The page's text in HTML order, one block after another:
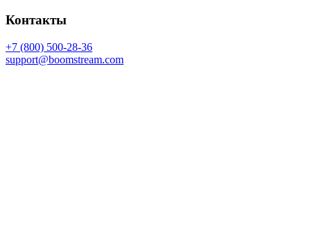
Контакты
+7 (800) 500-28-36
support@boomstream.com